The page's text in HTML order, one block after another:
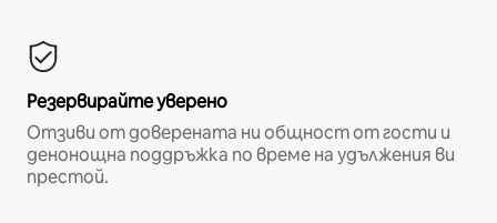
Резервирайте уверено
Отзиви от доверената ни общност от гости и
денонощна поддръжка по време на удължения ви
престой.